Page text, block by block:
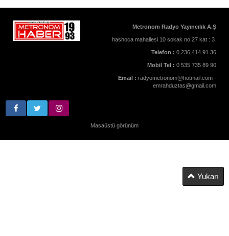
Metronom Radyo Yayıncılık A.Ş
hashoca mahallesi 10 sokak no 27 kat : 3
Telefon : 0 236 414 91 36
Mobil Tel : 0 535 735 89 90
Email : radyometronom@hotmail.com -
emrahduztas@gmail.com
Masaüstü görünüm
Yukarı